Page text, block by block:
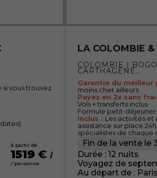
vous trouvez
à partir de
1519 €
/ personne
LA COLOMBIE
COLOMBIE |
CARTHAGÈNE...
Garantie du meilleur
moins cher ailleurs
Payez en 2x sans
Vols + transferts inclus
Formule petit-déjeuner
Inclus : Les activités et
assistance sur place
spécialistes de chaque
Fin de la vente le
Durée : 12 nuits
Voyagez de
Au départ de :